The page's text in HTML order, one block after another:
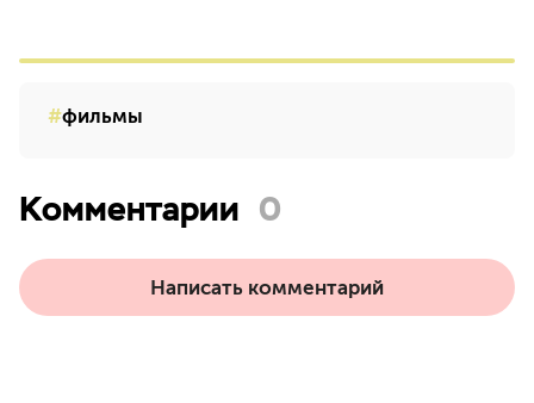
фильмы
Комментарии 0
Написать комментарий